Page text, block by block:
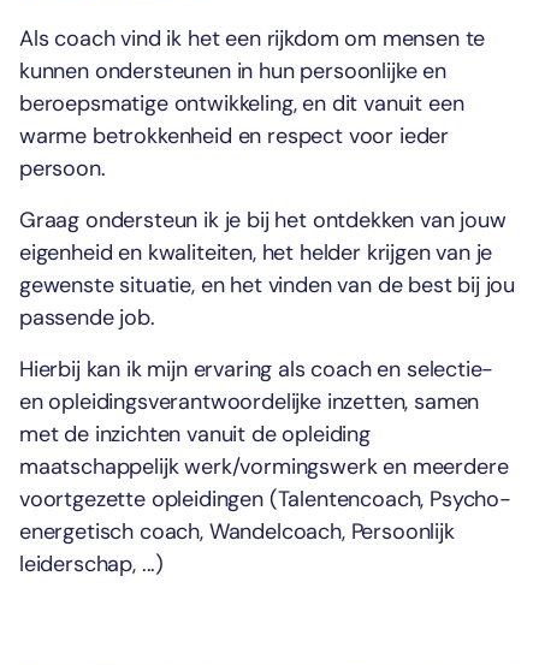
Als coach vind ik het een rijkdom om mensen te
kunnen ondersteunen in hun persoonlijke en
beroepsmatige ontwikkeling, en dit vanuit een
warme betrokkenheid en respect voor ieder
persoon.
Graag ondersteun ik je bij het ontdekken van jouw
eigenheid en kwaliteiten, het helder krijgen van je
gewenste situatie, en het vinden van de best bij jou
passende job.
Hierbij kan ik mijn ervaring als coach en selectie-
en opleidingsverantwoordelijke inzetten, samen
met de inzichten vanuit de opleiding
maatschappelijk werk/vormingswerk en meerdere
voortgezette opleidingen (Talentencoach, Psycho-
energetisch coach, Wandelcoach, Persoonlijk
leiderschap, ...)